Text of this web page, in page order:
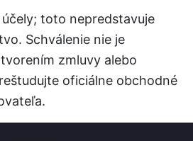
toto nepredstavuje
Schválenie nie je
zmluvy alebo
oficiálne obchodné